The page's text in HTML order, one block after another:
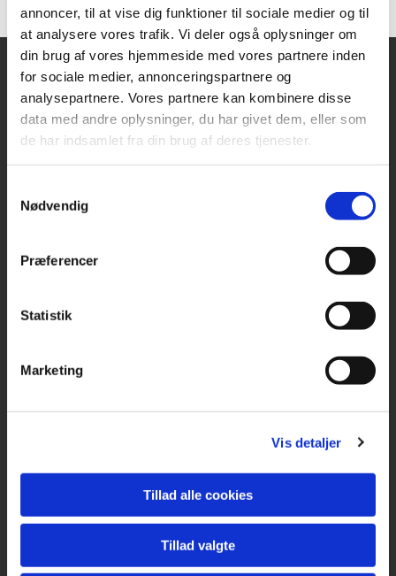
annoncer, til at vise dig funktioner til sociale medier og til
at analysere vores trafik. Vi deler også oplysninger om
din brug af vores hjemmeside med vores partnere inden
for sociale medier, annonceringspartnere og
analysepartnere. Vores partnere kan kombinere disse
data med andre oplysninger, du har givet dem, eller som
de har indsamlet fra din brug af deres tjenester.
Nødvendig
Præferencer
Statistik
Marketing
Vis detaljer
Tillad alle cookies
Tillad valgte
Sthens Kirke
Egevænget 2
3000 Helsingør
kge@km.dk
49 22 29 51
Kirkekontor
Kirketjenere
Kirkeværge
Kontaktperson